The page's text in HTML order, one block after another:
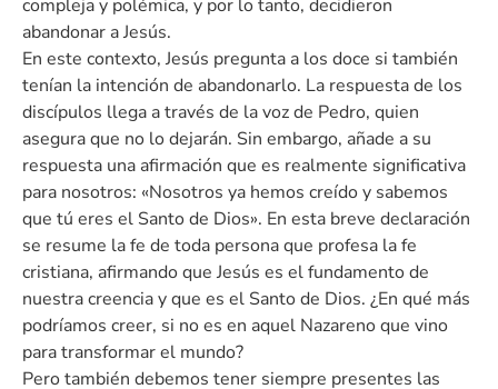
compleja y polémica, y por lo tanto, decidieron
abandonar a Jesús.
En este contexto, Jesús pregunta a los doce si también
tenían la intención de abandonarlo. La respuesta de los
discípulos llega a través de la voz de Pedro, quien
asegura que no lo dejarán. Sin embargo, añade a su
respuesta una afirmación que es realmente significativa
para nosotros: «Nosotros ya hemos creído y sabemos
que tú eres el Santo de Dios». En esta breve declaración
se resume la fe de toda persona que profesa la fe
cristiana, afirmando que Jesús es el fundamento de
nuestra creencia y que es el Santo de Dios. ¿En qué más
podríamos creer, si no es en aquel Nazareno que vino
para transformar el mundo?
Pero también debemos tener siempre presentes las